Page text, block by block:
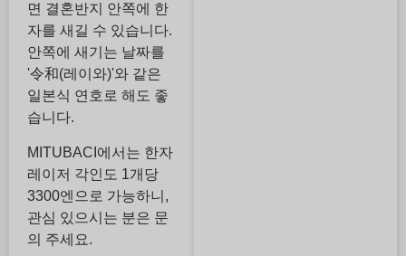
면 결혼반지 안쪽에 한
자를 새길 수 있습니다.
안쪽에 새기는 날짜를
'令和(레이와)'와 같은
일본식 연호로 해도 좋
습니다.
MITUBACI에서는 한자
레이저 각인도 1개당
3300엔으로 가능하니,
관심 있으시는 분은 문
의 주세요.